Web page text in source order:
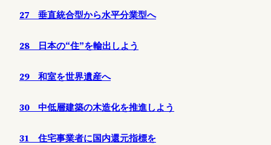
27 垂直統合型から水平分業型へ
28 日本の“住”を輸出しよう
29 和室を世界遺産へ
30 中低層建築の木造化を推進しよう
31 住宅事業者に国内還元指標を